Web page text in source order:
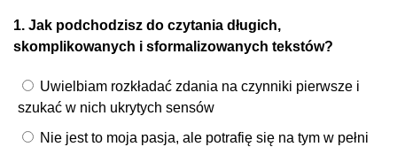
1. Jak podchodzisz do czytania długich,
skomplikowanych i sformalizowanych tekstów?
Uwielbiam rozkładać zdania na czynniki pierwsze i
szukać w nich ukrytych sensów
Nie jest to moja pasja, ale potrafię się na tym w pełni